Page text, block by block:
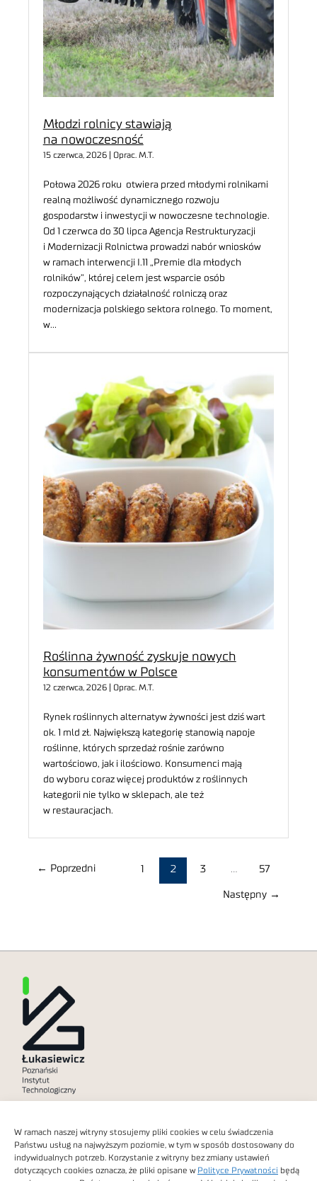
W ramach naszej witryny stosujemy pliki cookies w celu świadczenia
Państwu usług na najwyższym poziomie, w tym w sposób dostosowany do
indywidualnych potrzeb. Korzystanie z witryny bez zmiany ustawień
dotyczących cookies oznacza, że pliki opisane w Polityce Prywatności będą
Młodzi rolnicy stawiają
na nowoczesność
15 czerwca, 2026 | Oprac. M.T.
Połowa 2026 roku otwiera przed młodymi rolnikami
realną możliwość dynamicznego rozwoju
gospodarstw i inwestycji w nowoczesne technologie.
Od 1 czerwca do 30 lipca Agencja Restrukturyzacji
i Modernizacji Rolnictwa prowadzi nabór wniosków
w ramach interwencji I.11 „Premie dla młodych
rolników”, której celem jest wsparcie osób
rozpoczynających działalność rolniczą oraz
modernizacja polskiego sektora rolnego. To moment,
w…
Roślinna żywność zyskuje nowych
konsumentów w Polsce
12 czerwca, 2026 | Oprac. M.T.
Rynek roślinnych alternatyw żywności jest dziś wart
ok. 1 mld zł. Największą kategorię stanowią napoje
roślinne, których sprzedaż rośnie zarówno
wartościowo, jak i ilościowo. Konsumenci mają
do wyboru coraz więcej produktów z roślinnych
kategorii nie tylko w sklepach, ale też
w restauracjach.
← Poprzedni 1 2 3 … 57
Następny →
Dostępność cyfrowa